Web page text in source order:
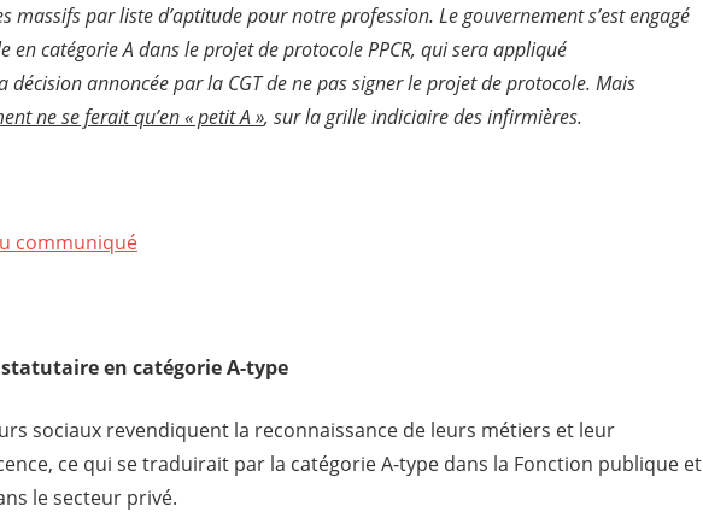
massifs par liste d’aptitude pour notre profession. Le gouvernement s’est engagé
en catégorie A dans le projet de protocole PPCR, qui sera appliqué
annoncée par la CGT de ne pas signer le projet de protocole. Mais
ne se ferait qu’en « petit A », sur la grille indiciaire des infirmières.
communiqué
en catégorie A-type
sociaux revendiquent la reconnaissance de leurs métiers et leur
ce qui se traduirait par la catégorie A-type dans la Fonction publique et
le secteur privé.